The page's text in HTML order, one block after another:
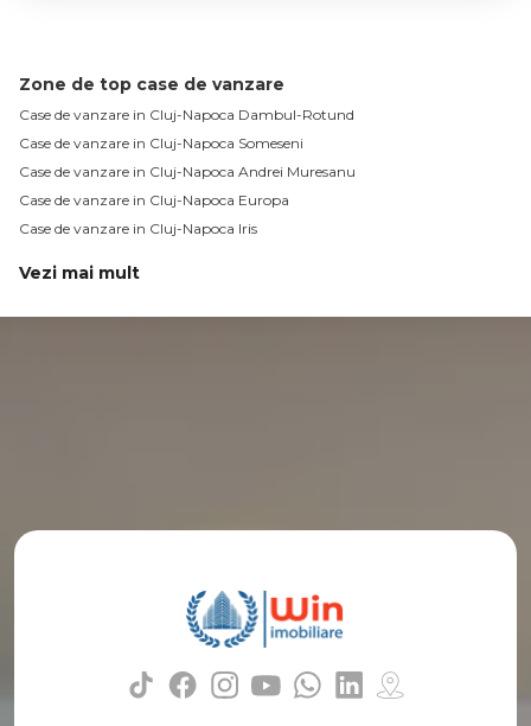
Zone de top case de vanzare
Case de vanzare in Cluj-Napoca Dambul-Rotund
Case de vanzare in Cluj-Napoca Someseni
Case de vanzare in Cluj-Napoca Andrei Muresanu
Case de vanzare in Cluj-Napoca Europa
Case de vanzare in Cluj-Napoca Iris
Case de vanzare in Cluj-Napoca Gruia
Numar de camere case de vanzare
Case de vanzare 2 camere
Case de vanzare 4 camere
Vezi mai mult